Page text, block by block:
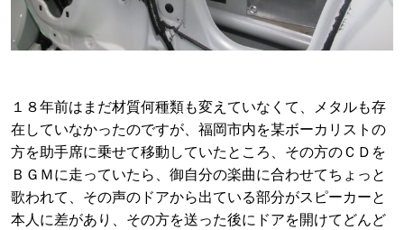
１８年前はまだ材質何種類も変えていなくて、メタルも存
在していなかったのですが、福岡市内を某ボーカリストの
方を助手席に乗せて移動していたところ、その方のＣＤを
ＢＧＭに走っていたら、御自分の楽曲に合わせてちょっと
歌われて、その声のドアから出ている部分がスピーカーと
本人に差があり、その方を送った後にドアを開けてどんど